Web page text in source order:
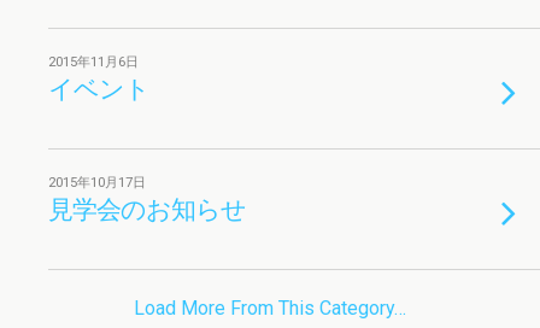
2015年11月6日
イベント
2015年10月17日
見学会のお知らせ
Load More From This Category…